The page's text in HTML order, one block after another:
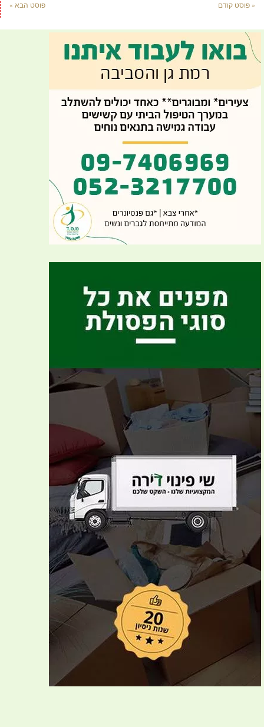
« פוסט קודם פוסט הבא »